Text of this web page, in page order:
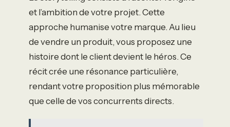
et l’ambition de votre projet. Cette
approche humanise votre marque. Au lieu
de vendre un produit, vous proposez une
histoire dont le client devient le héros. Ce
récit crée une résonance particulière,
rendant votre proposition plus mémorable
que celle de vos concurrents directs.